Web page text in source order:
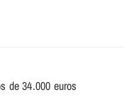
de 34.000 euros